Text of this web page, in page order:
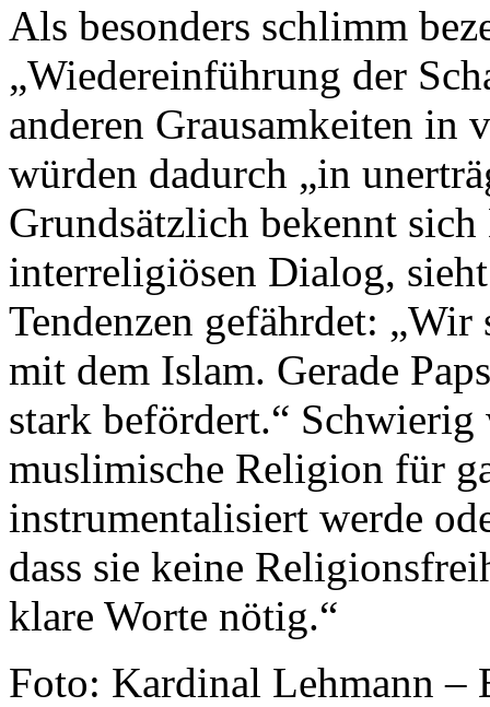
Als besonders schlimm
„Wiedereinführung der
anderen Grausamkeiten in
würden dadurch „in
Grundsätzlich bekennt
interreligiösen Dialog,
Tendenzen gefährdet:
mit dem Islam. Gerade
stark befördert.“ Schwierig
muslimische Religion für
instrumentalisiert werde
dass sie keine
klare Worte nötig.“
Foto: Kardinal Lehmann